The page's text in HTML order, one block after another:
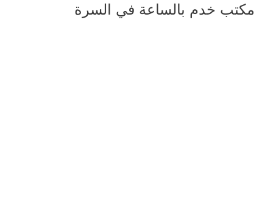
مكتب خدم بالساعة في السرة